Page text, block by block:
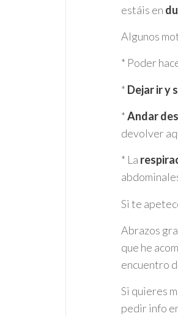
estáis en
Algunos
* Poder
* Dejar ir y
*Andar
devolver
* La
Si te
Abrazos
que he
encuentro
Si quieres
pedir info